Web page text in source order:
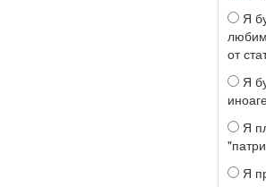
Я
от
Я
Я
Я